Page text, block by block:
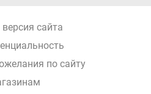
сайта
по сайту